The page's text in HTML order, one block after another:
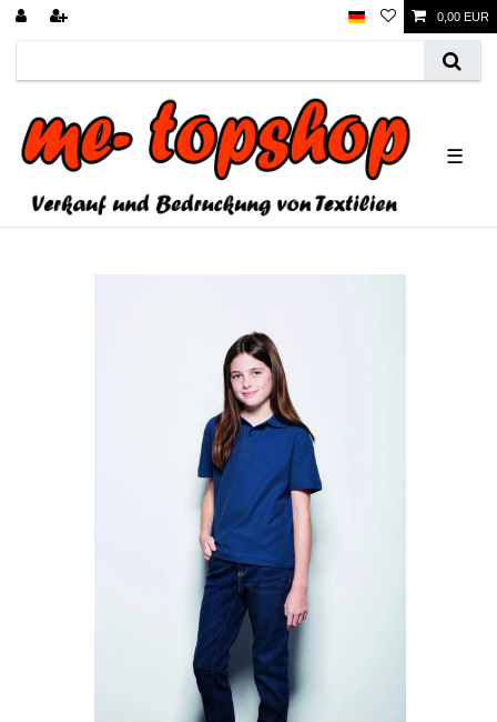
0,00 EUR
☰